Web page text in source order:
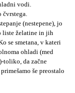
vodi.
čvrstega.
(nestepene), jo
liste želatine in jih
se smetana, v kateri
ohladi (med
toliko, da začne
še preostalo